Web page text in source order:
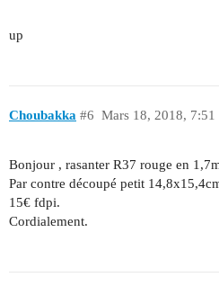
up
Choubakka Mars 18, 2018, 7:51
#6
Bonjour , rasanter R37 rouge en
Par contre découpé petit
15€ fdpi.
Cordialement.